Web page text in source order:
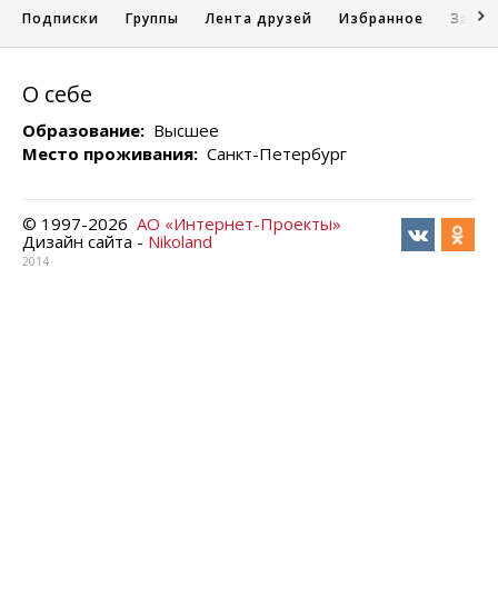
Подписки Группы Лента друзей Избранное
О себе
Образование: Высшее
Место проживания: Санкт-Петербург
© 1997-2026 АО «Интернет-Проекты»
Дизайн сайта - Nikoland
2014